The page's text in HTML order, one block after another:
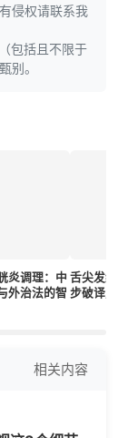
侵权请联系我
包括且不限于
别。
炎调理：中
外治法的智
舌尖发红
步破译身
相关内容